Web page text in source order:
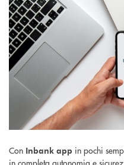
Con Inbank app in pochi
in completa autonomia e